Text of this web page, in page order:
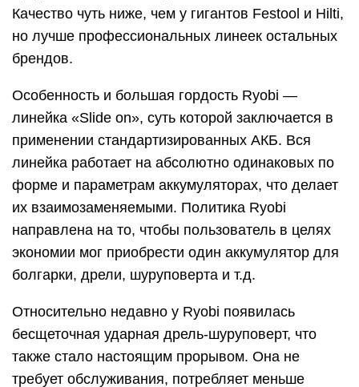
Качество чуть ниже, чем у гигантов Festool и Hilti,
но лучше профессиональных линеек остальных
брендов.
Особенность и большая гордость Ryobi —
линейка «Slide on», суть которой заключается в
применении стандартизированных АКБ. Вся
линейка работает на абсолютно одинаковых по
форме и параметрам аккумуляторах, что делает
их взаимозаменяемыми. Политика Ryobi
направлена на то, чтобы пользователь в целях
экономии мог приобрести один аккумулятор для
болгарки, дрели, шуруповерта и т.д.
Относительно недавно у Ryobi появилась
бесщеточная ударная дрель-шуруповерт, что
также стало настоящим прорывом. Она не
требует обслуживания, потребляет меньше